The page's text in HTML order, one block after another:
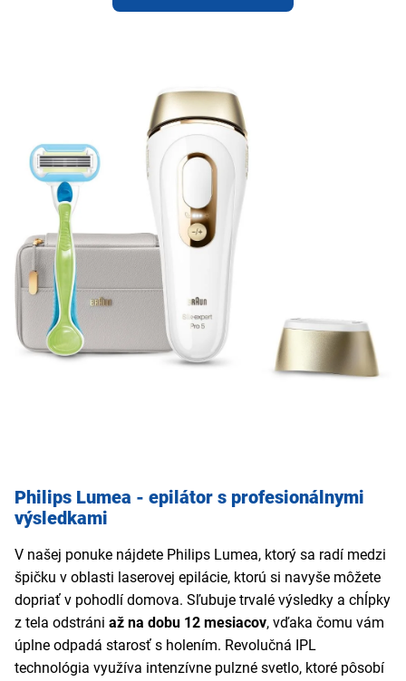
Philips Lumea - epilátor s profesionálnymi
výsledkami
V našej ponuke nájdete Philips Lumea, ktorý sa radí medzi
špičku v oblasti laserovej epilácie, ktorú si navyše môžete
dopriať v pohodlí domova. Sľubuje trvalé výsledky a chĺpky
z tela odstráni až na dobu 12 mesiacov, vďaka čomu vám
úplne odpadá starosť s holením. Revolučná IPL
technológia využíva intenzívne pulzné svetlo, ktoré pôsobí